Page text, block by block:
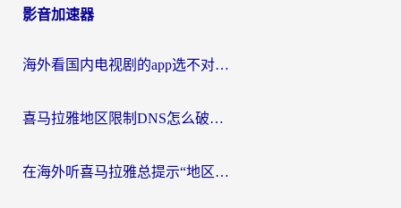
影音加速器
海外看国内电视剧的app选不对？这份回国加速器避坑指南帮你流畅追剧
喜马拉雅地区限制DNS怎么破？海外党听国内音乐听书的终极解决方案
在海外听喜马拉雅总提示“地区限制”？3步轻松解除+听国内音乐全攻略